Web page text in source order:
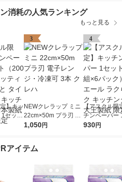
消耗の人気ランキング
もっと見る
】キッ
セット
コッテ
紙クレ
3
NEWクレラップ ミニ
22cm×50m プラ刃 電
子レンジ・冷凍可 3本
1,050円
4
【アスクル限
チンペーパー
（100組×6パ
930円
アイテム